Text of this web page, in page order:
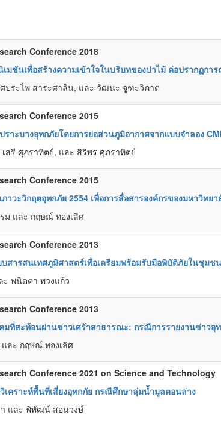
Conference 2018
มชันเพื่อสร้างความเข้าใจในบริบทของป่าไม้ ต่อปรากฏกา
ประไพ สาระศาลิน, และ วัฒนะ จูฑะวิภาต
Conference 2015
ราะบางอุทกภัยโดยการย่อส่วนภูมิอากาศจากแบบจำลอง
สรี ศุภราทิตย์, และ สิริพร ศุภราทิตย์
Conference 2015
าวะวิกฤตอุทกภัย 2554 เพื่อการสื่อสารองค์กรของมหาวิทย
และ กฤษณ์ ทองเลิศ
Conference 2013
สารสนเทศภูมิศาสตร์เพื่อเตรียมพร้อมรับมือพิบัติภัยในชุมช
พนิตตา พวงแก้ว
Conference 2013
มที่สะท้อนผ่านข่าวเศร้าสาธารณะ: กรณีการรายงานข่าวอุ
ละ กฤษณ์ ทองเลิศ
Conference 2021 on Science and Technology
เคราะห์พื้นที่เสี่ยงอุทกภัย กรณีศึกษาลุ่มน้ำมูลตอนล่าง
และ พิพัฒน์ สอนวงษ์